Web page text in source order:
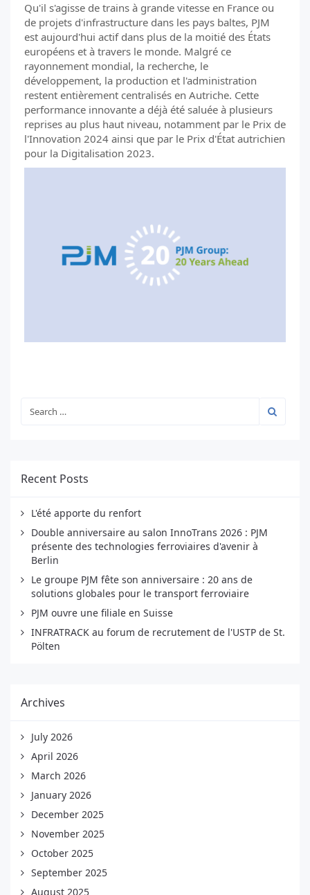
Qu'il s'agisse de trains à grande vitesse en France ou
de projets d'infrastructure dans les pays baltes, PJM
est aujourd'hui actif dans plus de la moitié des États
européens et à travers le monde. Malgré ce
rayonnement mondial, la recherche, le
développement, la production et l'administration
restent entièrement centralisés en Autriche. Cette
performance innovante a déjà été saluée à plusieurs
reprises au plus haut niveau, notamment par le Prix de
l'Innovation 2024 ainsi que par le Prix d'État autrichien
pour la Digitalisation 2023.
Recent Posts
L'été apporte du renfort
Double anniversaire au salon InnoTrans 2026 : PJM
présente des technologies ferroviaires d'avenir à
Berlin
Le groupe PJM fête son anniversaire : 20 ans de
solutions globales pour le transport ferroviaire
PJM ouvre une filiale en Suisse
INFRATRACK au forum de recrutement de l'USTP de St.
Pölten
Archives
July 2026
April 2026
March 2026
January 2026
December 2025
November 2025
October 2025
September 2025
August 2025